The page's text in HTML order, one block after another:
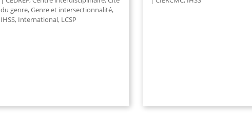
du genre,Genre et intersectionnalité,
IHSS, International, LCSP